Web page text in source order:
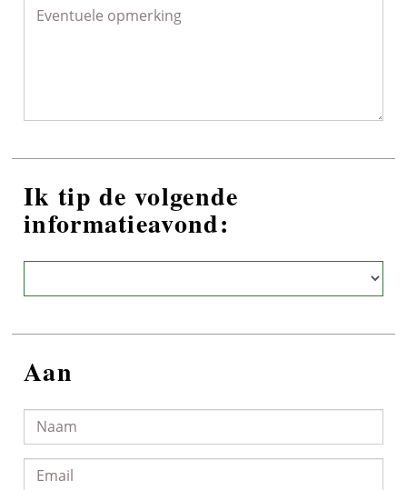
Ik tip de volgende
informatieavond:
Aan